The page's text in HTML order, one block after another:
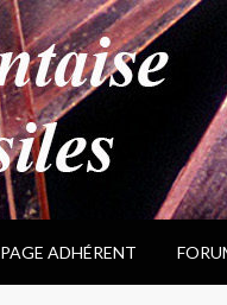
PAGE ADHÉRENT